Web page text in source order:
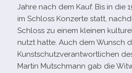
Jahre nach dem Kauf. Bis in die
im Schloss Konzerte statt,
Schloss zu einem klei­nen
nutzt hatte. Auch dem Wunsch
Kunstschutzverantwortlichen
Martin Mutschmann gab die